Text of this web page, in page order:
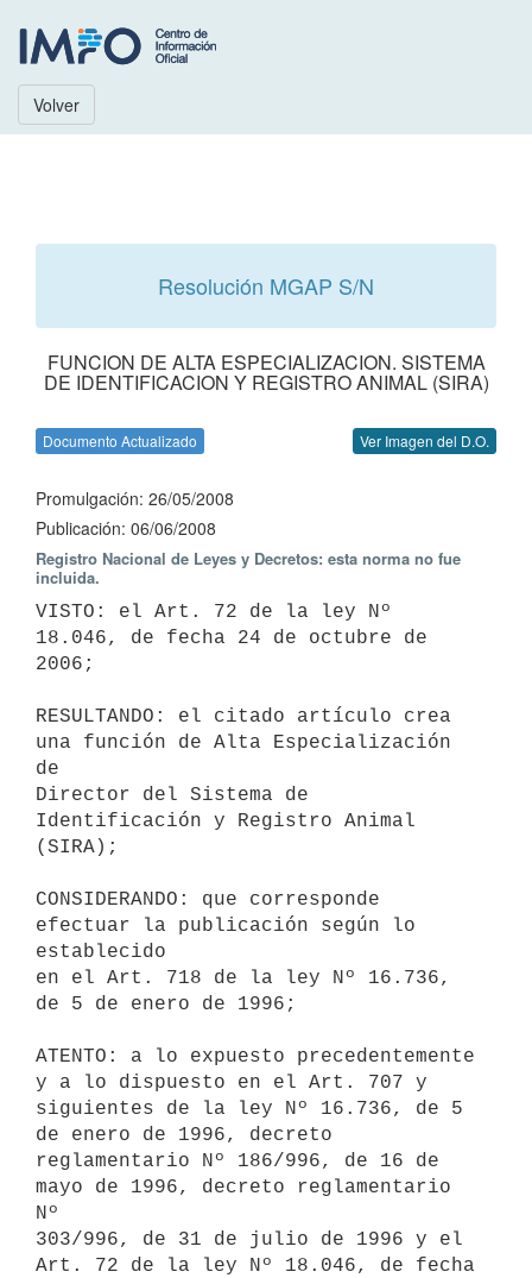
Volver
Resolución MGAP S/N
FUNCION DE ALTA ESPECIALIZACION. SISTEMA
DE IDENTIFICACION Y REGISTRO ANIMAL (SIRA)
Documento Actualizado Ver Imagen del D.O.
Promulgación: 26/05/2008
Publicación: 06/06/2008
Registro Nacional de Leyes y Decretos: esta norma no fue
incluida.
VISTO: el Art. 72 de la ley Nº
18.046, de fecha 24 de octubre de
2006;
RESULTANDO: el citado artículo crea
una función de Alta Especialización
de
Director del Sistema de
Identificación y Registro Animal
(SIRA);
CONSIDERANDO: que corresponde
efectuar la publicación según lo
establecido
en el Art. 718 de la ley Nº 16.736,
de 5 de enero de 1996;
ATENTO: a lo expuesto precedentemente
y a lo dispuesto en el Art. 707 y
siguientes de la ley Nº 16.736, de 5
de enero de 1996, decreto
reglamentario Nº 186/996, de 16 de
mayo de 1996, decreto reglamentario
Nº
303/996, de 31 de julio de 1996 y el
Art. 72 de la ley Nº 18.046, de fecha